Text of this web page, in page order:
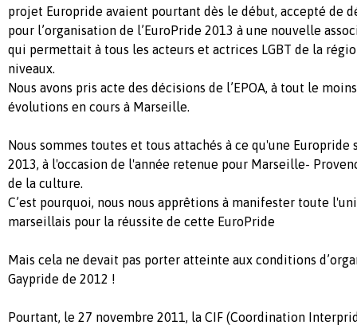
projet Europride avaient pourtant dès le début, accepté de
pour l’organisation de l’EuroPride 2013 à une nouvelle
qui permettait à tous les acteurs et actrices LGBT de la
niveaux.
Nous avons pris acte des décisions de l’EPOA, à tout le
évolutions en cours à Marseille.
Nous sommes toutes et tous attachés à ce qu'une
2013, à l'occasion de l'année retenue pour Marseille-
de la culture.
C’est pourquoi, nous nous apprêtions à manifester toute
marseillais pour la réussite de cette EuroPride
Mais cela ne devait pas porter atteinte aux conditions
Gaypride de 2012 !
Pourtant, le 27 novembre 2011, la CIF (Coordination